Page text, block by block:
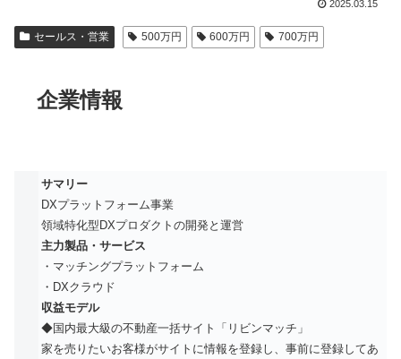
2025.03.15
セールス・営業 500万円 600万円 700万円
企業情報
サマリー
DXプラットフォーム事業
領域特化型DXプロダクトの開発と運営
主力製品・サービス
・マッチングプラットフォーム
・DXクラウド
収益モデル
◆国内最大級の不動産一括サイト「リビンマッチ」
家を売りたいお客様がサイトに情報を登録し、事前に登録してあ